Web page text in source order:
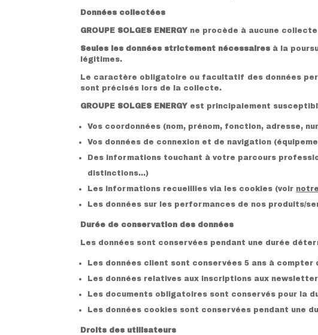
Données collectées
GROUPE SOLGES ENERGY ne procède à aucune
Seules les données strictement nécessaires à la
légitimes.
Le caractère obligatoire ou facultatif des données
sont précisés lors de la collecte.
GROUPE SOLGES ENERGY est principalement
Vos coordonnées (nom, prénom, fonction, adresse,
Vos données de connexion et de navigation
Des informations touchant à votre parcours
distinctions…)
Les informations recueillies via les cookies (voir
Les données sur les performances de nos produits/
Durée de conservation des données
Les données sont conservées pendant une durée
Les données client sont conservées 5 ans à
Les données relatives aux inscriptions aux
Les documents obligatoires sont conservés pour la
Les données cookies sont conservées pendant une
Droits des utilisateurs